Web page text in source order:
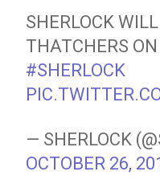
SHERLOCK
THATCHERS
#SHERLOCK
— SHERLOCK
OCTOBER 26,